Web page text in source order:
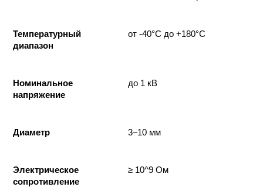
Температурный
диапазон
от -40°C до +180°C
Номинальное
напряжение
до 1 кВ
Диаметр 3–10 мм
Электрическое
сопротивление
≥ 10^9 Ом